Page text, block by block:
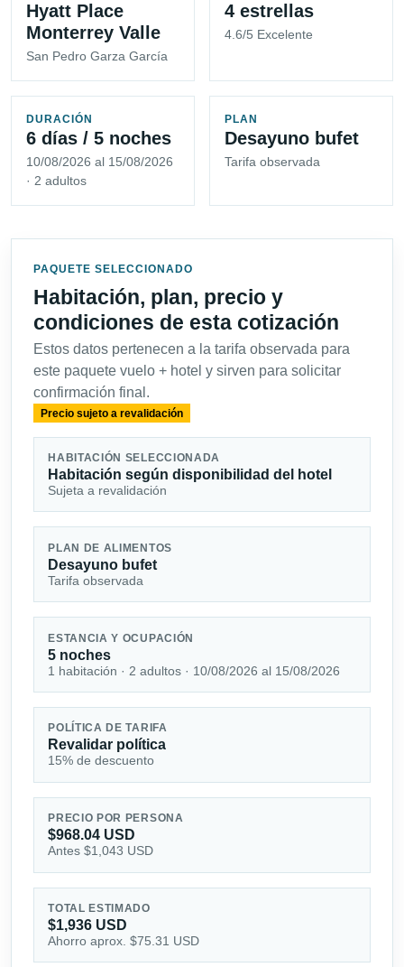
Hyatt Place
Monterrey Valle
San Pedro Garza García
4 estrellas
4.6/5 Excelente
DURACIÓN
6 días / 5 noches
10/08/2026 al 15/08/2026
· 2 adultos
PLAN
Desayuno bufet
Tarifa observada
PAQUETE SELECCIONADO
Habitación, plan, precio y
condiciones de esta cotización
Estos datos pertenecen a la tarifa observada para
este paquete vuelo + hotel y sirven para solicitar
confirmación final.
Precio sujeto a revalidación
HABITACIÓN SELECCIONADA
Habitación según disponibilidad del hotel
Sujeta a revalidación
PLAN DE ALIMENTOS
Desayuno bufet
Tarifa observada
ESTANCIA Y OCUPACIÓN
5 noches
1 habitación · 2 adultos · 10/08/2026 al 15/08/2026
POLÍTICA DE TARIFA
Revalidar política
15% de descuento
PRECIO POR PERSONA
$968.04 USD
Antes $1,043 USD
TOTAL ESTIMADO
$1,936 USD
Ahorro aprox. $75.31 USD